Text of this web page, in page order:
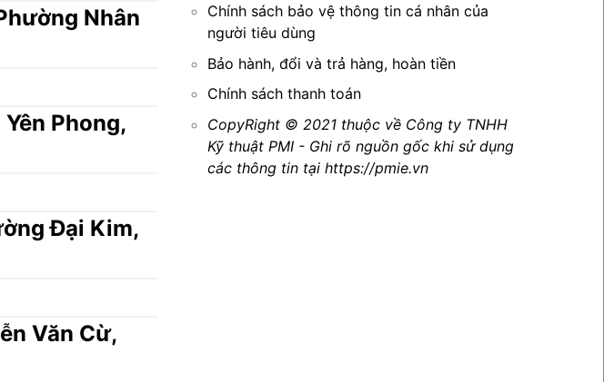
Nhân
Phong,
Đại Kim,
Văn Cừ,
Chính sách bảo vệ thông tin cá nhân của
người tiêu dùng
Bảo hành, đổi và trả hàng, hoàn tiền
Chính sách thanh toán
CopyRight © 2021 thuộc về Công ty TNHH
Kỹ thuật PMI - Ghi rõ nguồn gốc khi sử dụng
các thông tin tại https://pmie.vn